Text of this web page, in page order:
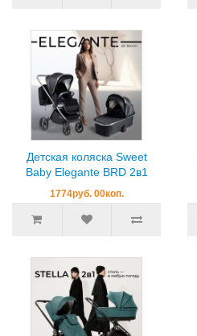
Детская коляска Sweet
Baby Elegante BRD 2в1
1774руб. 00коп.